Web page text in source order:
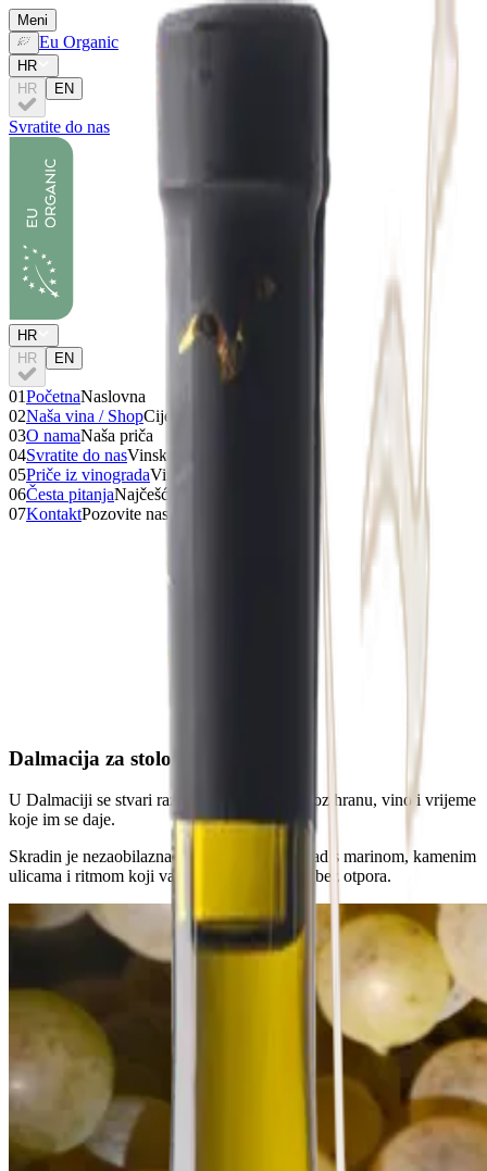
Meni
Eu Organic
HR
HR
EN
Svratite do nas
HR
HR
EN
01PočetnaNaslovna
02Naša vina / ShopCijela ponuda
03O namaNaša priča
04Svratite do nasVinska iskustva
05Priče iz vinogradaVinske priče
06Česta pitanjaNajčešća pitanja
07KontaktPozovite nas
Dalmacija za stolom
U Dalmaciji se stvari razumiju za stolom. Kroz hranu, vino i vrijeme
koje im se daje.
Skradin je nezaobilazna gastro oaza. Mali grad s marinom, kamenim
ulicama i ritmom koji vas natjera da usporite bez otpora.